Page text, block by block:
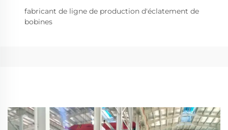
fabricant de ligne de production d'éclatement de
bobines